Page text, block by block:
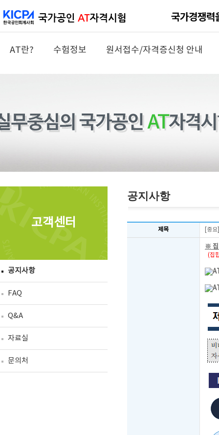
AT란? 수험정보 원서접수/자격증신청 안내
고객센터
공지사항
FAQ
Q&A
자료실
문의처
공지사항
제목 [중
※ 집
(집